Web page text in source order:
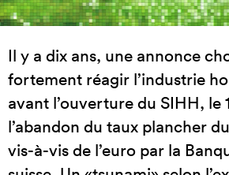
Il y a dix ans, une annonce
fortement réagir l’industrie
avant l’ouverture du SIHH, le
l’abandon du taux plancher
vis-à-vis de l’euro par la